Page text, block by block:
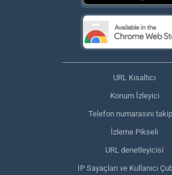
URL Kısaltıcı
Konum İzleyici
Telefon numarasını
İzleme Pikseli
URL denetleyicisi
IP Sayaçları ve Kullanıcı